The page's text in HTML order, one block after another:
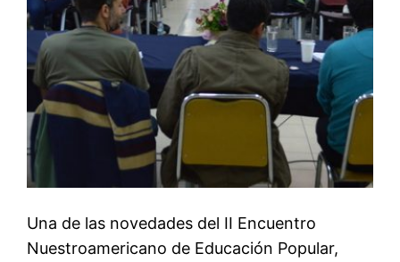
Una de las novedades del II Encuentro
Nuestroamericano de Educación Popular,